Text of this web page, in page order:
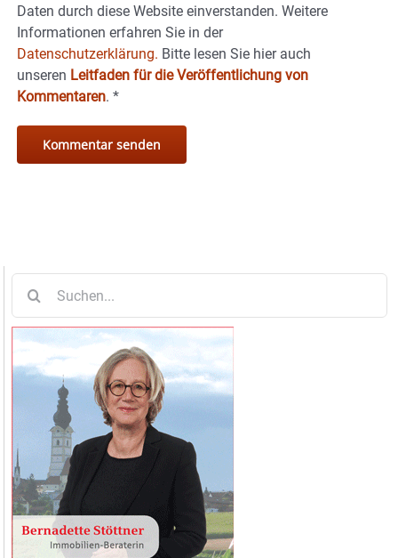
Daten durch diese Website einverstanden. Weitere
Informationen erfahren Sie in der
Datenschutzerklärung. Bitte lesen Sie hier auch
unseren Leitfaden für die Veröffentlichung von
Kommentaren. *
nach: